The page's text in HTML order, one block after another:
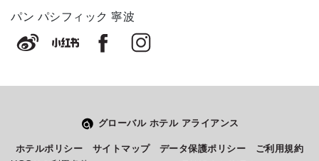
パン パシフィック 寧波
グローバル ホテル アライアンス
ホテルポリシー サイトマップ データ保護ポリシー
ご利用規約
このサイトでの経験をどのように評価しますか？
Select
an